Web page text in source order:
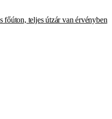
főúton, teljes útzár van érvényben